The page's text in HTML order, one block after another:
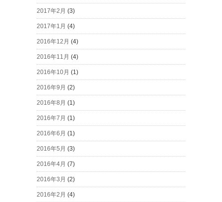
2017年2月 (3)
2017年1月 (4)
2016年12月 (4)
2016年11月 (4)
2016年10月 (1)
2016年9月 (2)
2016年8月 (1)
2016年7月 (1)
2016年6月 (1)
2016年5月 (3)
2016年4月 (7)
2016年3月 (2)
2016年2月 (4)